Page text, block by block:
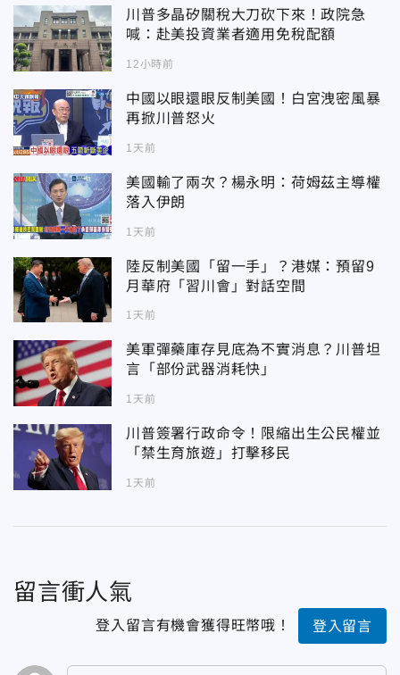
川普多晶矽關稅大刀砍下來！政院急
喊：赴美投資業者適用免稅配額
12小時前
中國以眼還眼反制美國！白宮洩密風暴
再掀川普怒火
1天前
美國輸了兩次？楊永明：荷姆茲主導權
落入伊朗
1天前
陸反制美國「留一手」？港媒：預留9
月華府「習川會」對話空間
1天前
美軍彈藥庫存見底為不實消息？川普坦
言「部份武器消耗快」
1天前
川普簽署行政命令！限縮出生公民權並
「禁生育旅遊」打擊移民
1天前
留言衝人氣
登入留言有機會獲得旺幣哦！ 登入留言